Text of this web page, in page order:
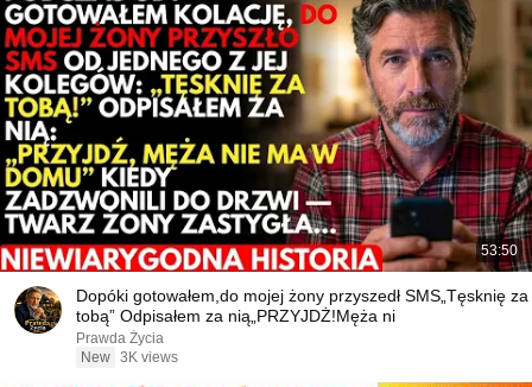
53:50
Dopóki gotowałem,do mojej żony przyszedł SMS„Tęsknię za
tobą” Odpisałem za nią„PRZYJDŻ!Męża ni
Prawda Życia
New 3K views